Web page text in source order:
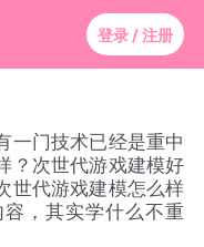
登录 / 注册
一门技术已经是重中
？次世代游戏建模好
世代游戏建模怎么样
，其实学什么不重